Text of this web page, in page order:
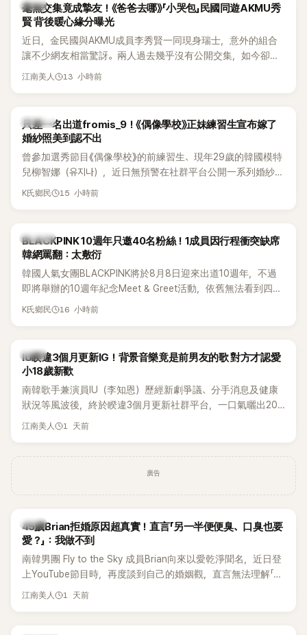
韓星
毫無交集竟成摯友！《爸爸去哪》「小哭包」民國同遊AKMU秀
賢 背後暖心緣分曝光
近日，金民國與AKMU成員李秀賢一同現身瑞士，意外的組合
讓不少網友相當驚訝。兩人過去幾乎沒有公開交集，如今卻一
起踏上瑞士之旅，也讓粉絲紛紛好奇：「他們到底是怎麼認識
江南美人 13 小時前
K-POP
只差一名出道fromis_9！《偶像學校》正妹練習生宣布嫁了
婚紗照美到認不出
曾參加選秀節目《偶像學校》的前練習生、現年29歲的韓國模特
兒柳智娜（유지나），近日無預警在社群平台公開一系列婚紗
照，親自宣布即將步入婚姻，消息曝光後讓不少曾追看節目的
K氏鄉民 15 小時前
K-POP
BLACKPINK 10週年只邀40名粉絲！1成員因行程衝突缺席
韓網罵翻：太敷衍
韓國人氣女團BLACKPINK將於8月8日迎來出道10週年，不過
即將舉辦的10週年紀念Meet & Greet活動，依舊無法看到四人
合體。根據韓媒《MyDaily》7日報導，當天將由Jisoo（智秀）、
K氏鄉民 16 小時前
韓星
IU睽違3個月更新IG！背景音樂竟是前男友的歌 對方才認愛
小18歲新歡
南韓歌手兼演員IU（李知恩）歷經新劇爭議、分手消息及健康
狀況等風波後，終於睽違3個月更新社群平台，一口氣曬出20
張近況照，讓大批粉絲又驚又喜。不過，比起照片本身，更引
江南美人 1 天前
廣告
韓星
45歲Brian拒婚原因超真實！直言「另一半便便臭、口臭也要
愛？」：我做不到
南韓男團 Fly to the Sky 成員Brian向來以愛乾淨聞名，近日登
上YouTube節目時，再度談到自己的婚姻觀，直言無法理解「連
另一半的口臭、便便臭都要愛」這種說法，更大方表明自己是不
江南美人 1 天前